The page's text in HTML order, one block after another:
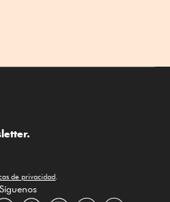
de privacidad
Síguenos